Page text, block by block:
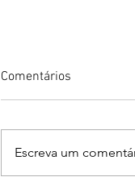
Comentários
Escreva um